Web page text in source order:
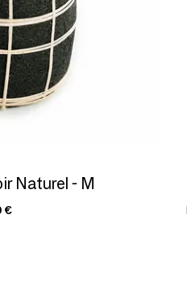
Naturel - M
€